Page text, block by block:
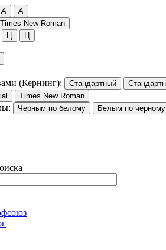
A A
Times New Roman
Ц Ц
(Кернинг): Стандартный
Times New Roman
Черным по белому Белым по черному